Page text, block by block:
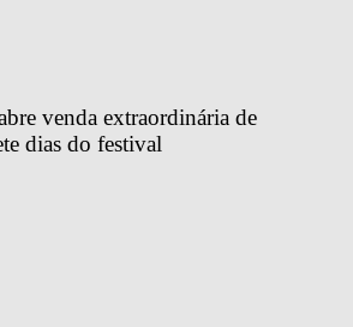
venda extraordinária de
dias do festival